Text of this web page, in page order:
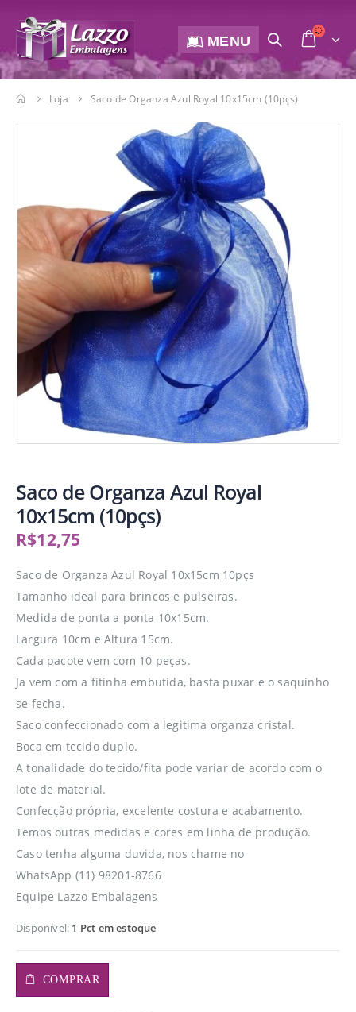
MENU
Loja Saco de Organza Azul Royal 10x15cm (10pçs)
Saco de Organza Azul Royal
10x15cm (10pçs)
R$12,75
Saco de Organza Azul Royal 10x15cm 10pçs
Tamanho ideal para brincos e pulseiras.
Medida de ponta a ponta 10x15cm.
Largura 10cm e Altura 15cm.
Cada pacote vem com 10 peças.
Ja vem com a fitinha embutida, basta puxar e o saquinho
se fecha.
Saco confeccionado com a legitima organza cristal.
Boca em tecido duplo.
A tonalidade do tecido/fita pode variar de acordo com o
lote de material.
Confecção própria, excelente costura e acabamento.
Temos outras medidas e cores em linha de produção.
Caso tenha alguma duvida, nos chame no
WhatsApp (11) 98201-8766
Equipe Lazzo Embalagens
Disponível: 1 Pct em estoque
COMPRAR